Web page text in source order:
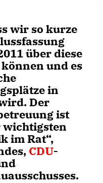
wir so kurze
über diese
und es
in
Der
ist
im Rat“,
CDU-